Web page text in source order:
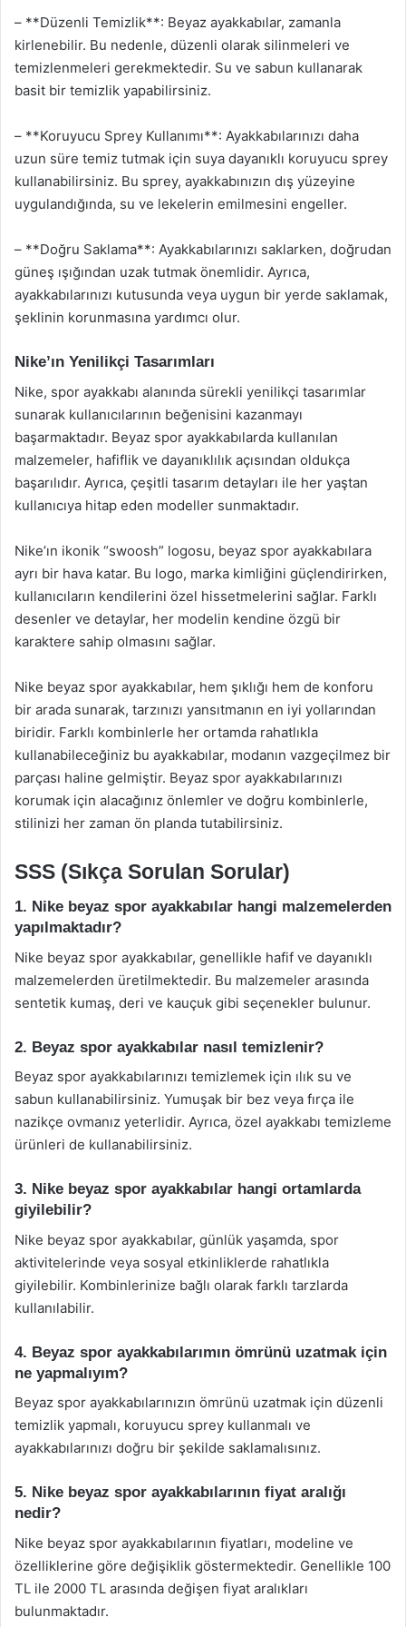
– **Düzenli Temizlik**: Beyaz ayakkabılar, zamanla
kirlenebilir. Bu nedenle, düzenli olarak silinmeleri ve
temizlenmeleri gerekmektedir. Su ve sabun kullanarak
basit bir temizlik yapabilirsiniz.
– **Koruyucu Sprey Kullanımı**: Ayakkabılarınızı daha
uzun süre temiz tutmak için suya dayanıklı koruyucu sprey
kullanabilirsiniz. Bu sprey, ayakkabınızın dış yüzeyine
uygulandığında, su ve lekelerin emilmesini engeller.
– **Doğru Saklama**: Ayakkabılarınızı saklarken, doğrudan
güneş ışığından uzak tutmak önemlidir. Ayrıca,
ayakkabılarınızı kutusunda veya uygun bir yerde saklamak,
şeklinin korunmasına yardımcı olur.
Nike’ın Yenilikçi Tasarımları
Nike, spor ayakkabı alanında sürekli yenilikçi tasarımlar
sunarak kullanıcılarının beğenisini kazanmayı
başarmaktadır. Beyaz spor ayakkabılarda kullanılan
malzemeler, hafiflik ve dayanıklılık açısından oldukça
başarılıdır. Ayrıca, çeşitli tasarım detayları ile her yaştan
kullanıcıya hitap eden modeller sunmaktadır.
Nike’ın ikonik “swoosh” logosu, beyaz spor ayakkabılara
ayrı bir hava katar. Bu logo, marka kimliğini güçlendirirken,
kullanıcıların kendilerini özel hissetmelerini sağlar. Farklı
desenler ve detaylar, her modelin kendine özgü bir
karaktere sahip olmasını sağlar.
Nike beyaz spor ayakkabılar, hem şıklığı hem de konforu
bir arada sunarak, tarzınızı yansıtmanın en iyi yollarından
biridir. Farklı kombinlerle her ortamda rahatlıkla
kullanabileceğiniz bu ayakkabılar, modanın vazgeçilmez bir
parçası haline gelmiştir. Beyaz spor ayakkabılarınızı
korumak için alacağınız önlemler ve doğru kombinlerle,
stilinizi her zaman ön planda tutabilirsiniz.
SSS (Sıkça Sorulan Sorular)
1. Nike beyaz spor ayakkabılar hangi malzemelerden
yapılmaktadır?
Nike beyaz spor ayakkabılar, genellikle hafif ve dayanıklı
malzemelerden üretilmektedir. Bu malzemeler arasında
sentetik kumaş, deri ve kauçuk gibi seçenekler bulunur.
2. Beyaz spor ayakkabılar nasıl temizlenir?
Beyaz spor ayakkabılarınızı temizlemek için ılık su ve
sabun kullanabilirsiniz. Yumuşak bir bez veya fırça ile
nazikçe ovmanız yeterlidir. Ayrıca, özel ayakkabı temizleme
ürünleri de kullanabilirsiniz.
3. Nike beyaz spor ayakkabılar hangi ortamlarda
giyilebilir?
Nike beyaz spor ayakkabılar, günlük yaşamda, spor
aktivitelerinde veya sosyal etkinliklerde rahatlıkla
giyilebilir. Kombinlerinize bağlı olarak farklı tarzlarda
kullanılabilir.
4. Beyaz spor ayakkabılarımın ömrünü uzatmak için
ne yapmalıyım?
Beyaz spor ayakkabılarınızın ömrünü uzatmak için düzenli
temizlik yapmalı, koruyucu sprey kullanmalı ve
ayakkabılarınızı doğru bir şekilde saklamalısınız.
5. Nike beyaz spor ayakkabılarının fiyat aralığı
nedir?
Nike beyaz spor ayakkabılarının fiyatları, modeline ve
özelliklerine göre değişiklik göstermektedir. Genellikle 100
TL ile 2000 TL arasında değişen fiyat aralıkları
bulunmaktadır.